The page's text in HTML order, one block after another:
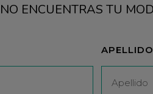
ENCUENTRAS TU
APELLIDO